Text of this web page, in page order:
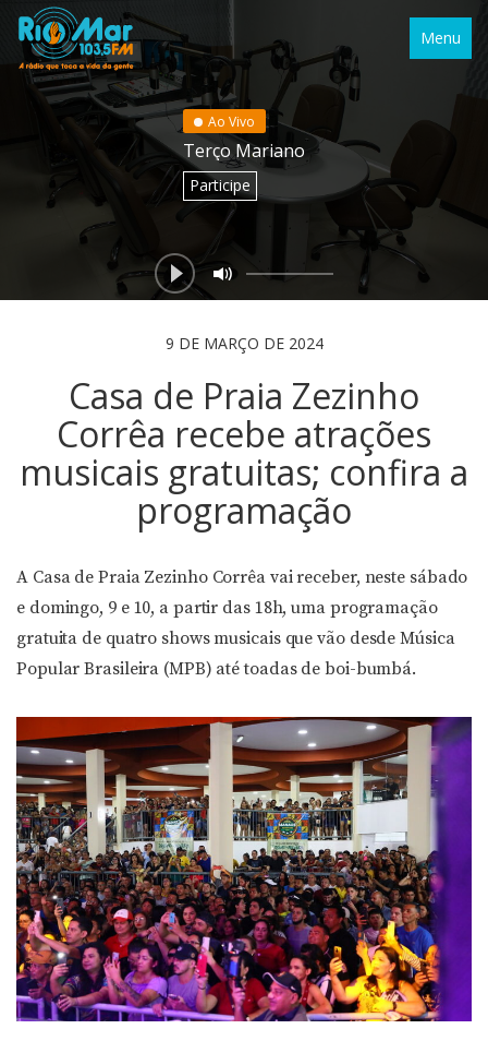
Menu
Ao Vivo
Terço Mariano
Participe
9 DE MARÇO DE 2024
Casa de Praia Zezinho
Corrêa recebe atrações
musicais gratuitas; confira a
programação
A Casa de Praia Zezinho Corrêa vai receber, neste sábado
e domingo, 9 e 10, a partir das 18h, uma programação
gratuita de quatro shows musicais que vão desde Música
Popular Brasileira (MPB) até toadas de boi-bumbá.